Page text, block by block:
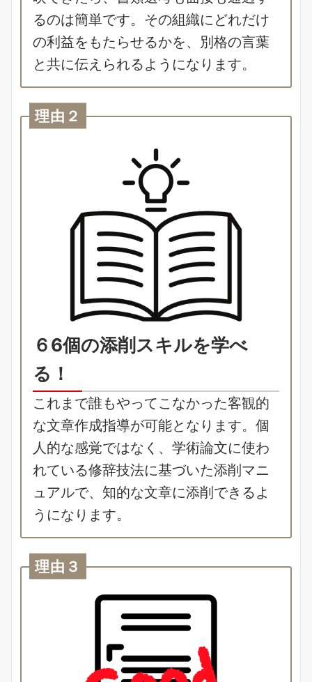
るのは簡単です。その組織にどれだけ
の利益をもたらせるかを、別格の言葉
と共に伝えられるようになります。
理由２
６6個の添削スキルを学べ
る！
これまで誰もやってこなかった客観的
な文章作成指導が可能となります。個
人的な感覚ではなく、学術論文に使わ
れている修辞技法に基づいた添削マニ
ュアルで、知的な文章に添削できるよ
うになります。
理由３